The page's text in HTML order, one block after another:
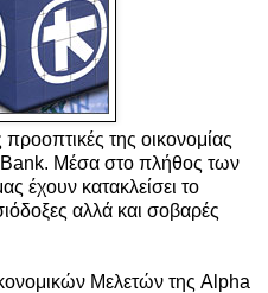
προοπτικές της οικονομίας
Μέσα στο πλήθος των
έχουν κατακλείσει το
αλλά και σοβαρές
Μελετών της Alpha